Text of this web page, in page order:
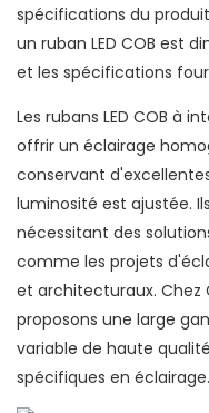
spécifications du
un ruban LED COB est
et les spécifications
Les rubans LED COB à
offrir un éclairage
conservant
luminosité est ajustée.
nécessitant des
comme les projets
et architecturaux. Chez
proposons une large
variable de haute
spécifiques en éclairage.